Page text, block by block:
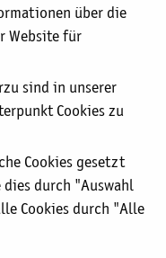
(LkSG)
über die
Website für
sind in unserer
Cookies zu
Cookies gesetzt
durch "Auswahl
Cookies durch "Alle